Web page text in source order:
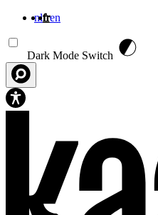
nlfren
Dark Mode Switch